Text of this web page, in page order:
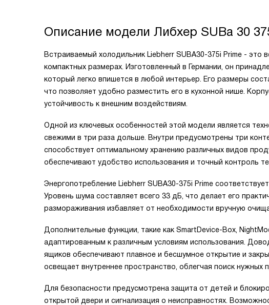
Описание модели Либхер SUBa 30
Встраиваемый холодильник Liebherr SUBA30-375i Prime - это
компактных размерах. Изготовленный в Германии, он
который легко впишется в любой интерьер. Его размеры
что позволяет удобно разместить его в кухонной нише.
устойчивость к внешним воздействиям.
Одной из ключевых особенностей этой модели является
свежими в три раза дольше. Внутри предусмотрены три
способствует оптимальному хранению различных видов
обеспечивают удобство использования и точный контроль
Энергопотребление Liebherr SUBA30-375i Prime
Уровень шума составляет всего 33 дБ, что делает его
размораживания избавляет от необходимости вручную
Дополнительные функции, такие как SmartDevice-Box,
адаптированным к различным условиям использования.
ящиков обеспечивают плавное и бесшумное открытие и
освещает внутреннее пространство, облегчая поиск нужных
Для безопасности предусмотрена защита от детей и
открытой двери и сигнализация о неисправностях.